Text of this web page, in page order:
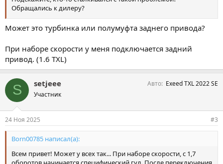
Обращались к дилеру?
EXEED 2,0 2023
Может это турбинка или полумуфта заднего привода?
При наборе скорости у меня подключается задний
привод. (1.6 TXL)
S setjeee
Участник
Авто Exeed TXL 2022 SE
24 Ноя 2025 #3
Born00785 написал(а):
Всем привет! Может у всех так... При наборе скорости, с 1,7